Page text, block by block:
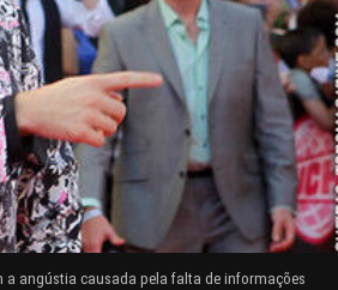
angústia causada pela falta de informações